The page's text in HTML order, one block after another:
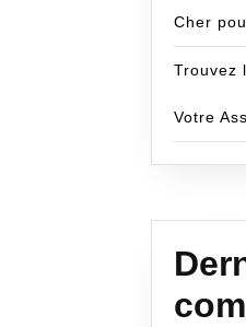
Cher
Trouvez
Votre